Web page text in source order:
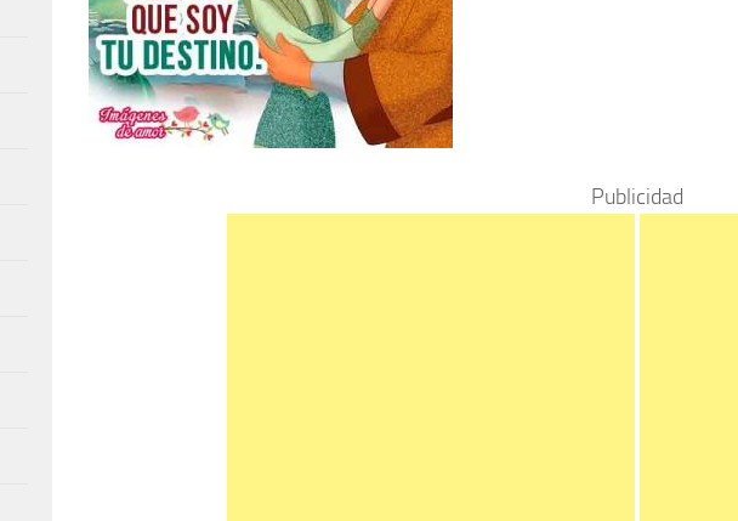
Publicidad